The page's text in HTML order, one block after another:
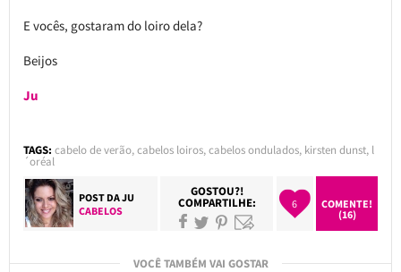
E vocês, gostaram do loiro dela?
Beijos
Ju
TAGS: cabelo de verão,cabelos loiros,cabelos ondulados, kirsten dunst, l
´oréal
POST DAJU
CABELOS
GOSTOU?!
COMPARTILHE: 6
COMENTE!
(16)
VOCÊ TAMBÉM VAI GOSTAR